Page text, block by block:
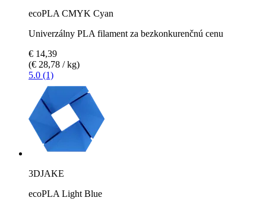
ecoPLA CMYK Cyan
Univerzálny PLA filament za bezkonkurenčnú cenu
€ 14,39
(€ 28,78 / kg)
5.0 (1)
3DJAKE
ecoPLA Light Blue